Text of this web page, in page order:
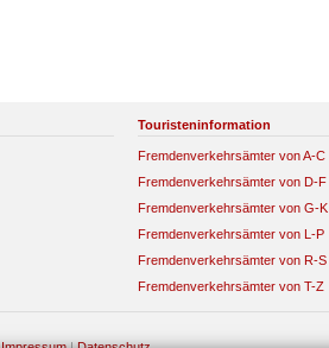
Touristeninformation
Fremdenverkehrsämter von A-C
Fremdenverkehrsämter von D-F
Fremdenverkehrsämter von G-K
Fremdenverkehrsämter von L-P
Fremdenverkehrsämter von R-S
Fremdenverkehrsämter von T-Z